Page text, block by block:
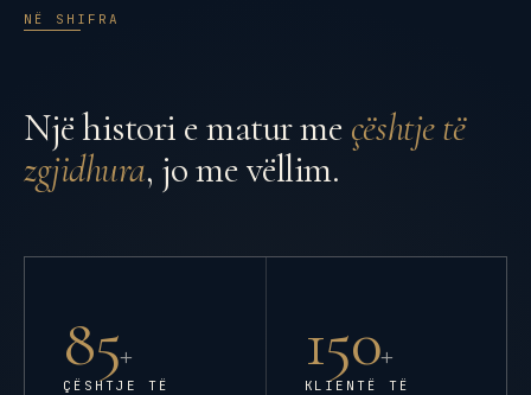
NË SHIFRA
Një histori e matur me çështje të
zgjidhura, jo me vëllim.
85+
ÇËSHTJE TË
150+
KLIENTË TË